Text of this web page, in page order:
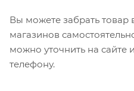
Вы можете забрать товар в одном из
магазинов
можно уточнить на сайте
телефону.